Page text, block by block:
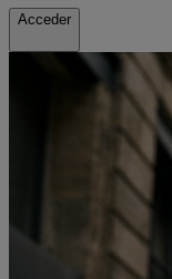
Acceder